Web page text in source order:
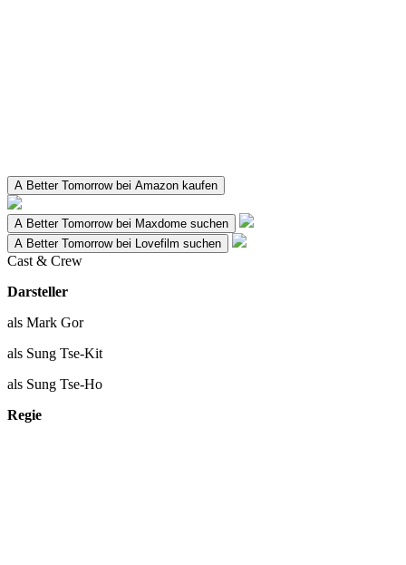
A Better Tomorrow bei Amazon kaufen
A Better Tomorrow bei Maxdome suchen
A Better Tomorrow bei Lovefilm suchen
Cast & Crew
Darsteller
als Mark Gor
als Sung Tse-Kit
als Sung Tse-Ho
Regie